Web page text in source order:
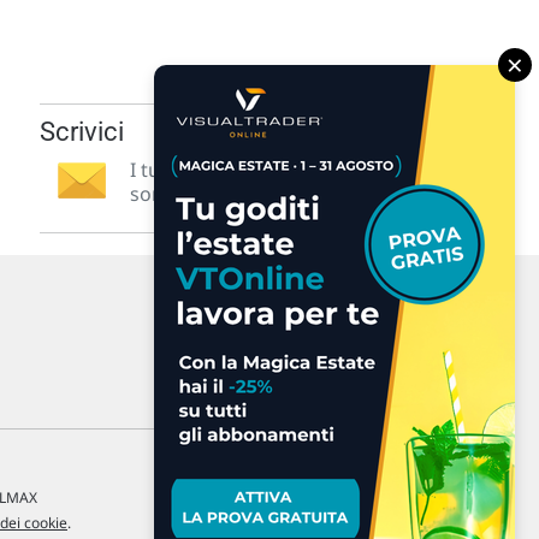
Scrivici
I tuoi suggerimenti per noi
sono preziosi e molto utili! »
cookie.
×